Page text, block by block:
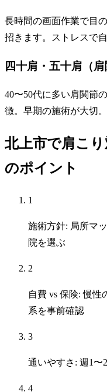
長時間の画面作業で目
招きます。ストレスで
四十肩・五十肩（肩
40〜50代に多い肩関節
徴。早期の施術が大切。
北上市で肩こ
のポイント
1
施術方針: 局所マ
院を選ぶ
2
自費 vs 保険: 慢
系を事前確認
3
通いやすさ: 週1〜
4